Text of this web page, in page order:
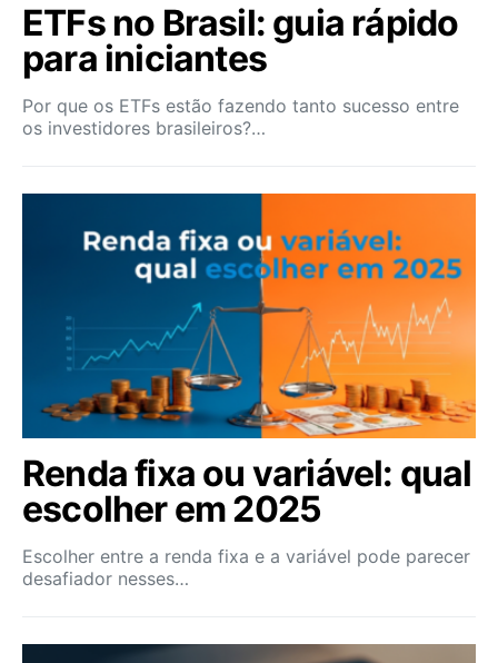
ETFs no Brasil: guia rápido
para iniciantes
Por que os ETFs estão fazendo tanto sucesso entre
os investidores brasileiros?…
Renda fixa ou variável: qual
escolher em 2025
Escolher entre a renda fixa e a variável pode parecer
desafiador nesses…